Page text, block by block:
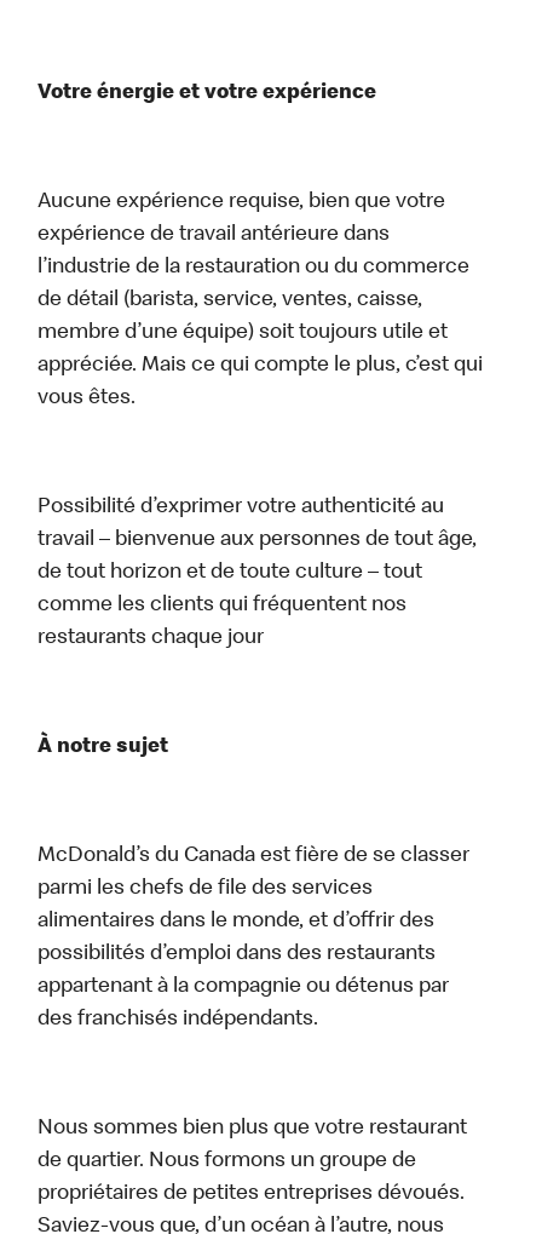
Votre énergie et votre expérience
Aucune expérience requise, bien que votre
expérience de travail antérieure dans
l’industrie de la restauration ou du commerce
de détail (barista, service, ventes, caisse,
membre d’une équipe) soit toujours utile et
appréciée. Mais ce qui compte le plus, c’est qui
vous êtes.
Possibilité d’exprimer votre authenticité au
travail – bienvenue aux personnes de tout âge,
de tout horizon et de toute culture – tout
comme les clients qui fréquentent nos
restaurants chaque jour
À notre sujet
McDonald’s du Canada est fière de se classer
parmi les chefs de file des services
alimentaires dans le monde, et d’offrir des
possibilités d’emploi dans des restaurants
appartenant à la compagnie ou détenus par
des franchisés indépendants.
Nous sommes bien plus que votre restaurant
de quartier. Nous formons un groupe de
propriétaires de petites entreprises dévoués.
Saviez-vous que, d’un océan à l’autre, nous